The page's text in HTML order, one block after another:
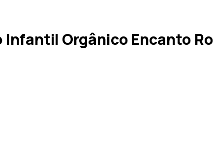
Orgânico Encanto